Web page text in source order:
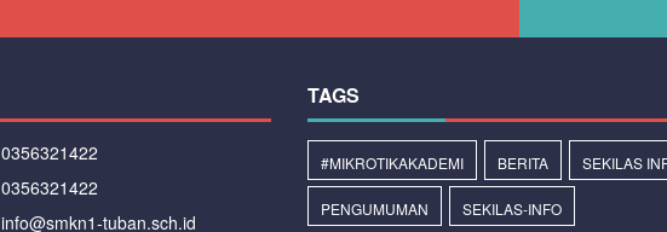
0356321422
0356321422
info@smkn1-tuban.sch.id
TAGS
#MIKROTIKAKADEMI BERITA SEKILAS
PENGUMUMAN SEKILAS-INFO